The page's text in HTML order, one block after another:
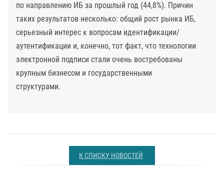
по направлению ИБ за прошлый год (44,8%). Причин
таких результатов несколько: общий рост рынка ИБ,
серьезный интерес к вопросам идентификации/
аутентификации и, конечно, тот факт, что технологии
электронной подписи стали очень востребованы
крупным бизнесом и государственными
структурами.
К СПИСКУ НОВОСТЕЙ